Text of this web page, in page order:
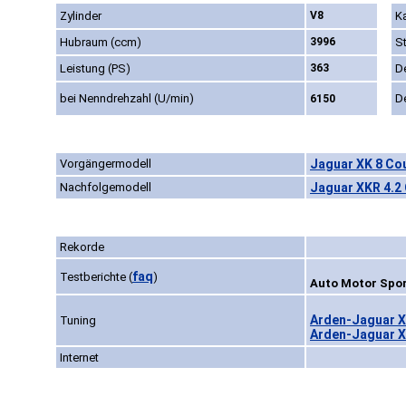
Zylinder V8
Hubraum (ccm)
3996
Leistung (PS)
363
bei Nenndrehzahl (U/min) 6150
Vorgängermodell Jaguar XK 8
Nachfolgemodell Jaguar XKR 4.2
Rekorde
Testberichte (faq) Auto Motor
Tuning
Arden-Jaguar
Arden-Jaguar
Internet